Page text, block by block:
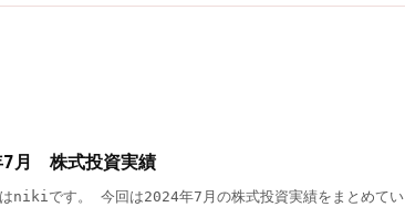
7月 株式投資実績
はnikiです。 今回は2024年7月の株式投資実績をまとめて